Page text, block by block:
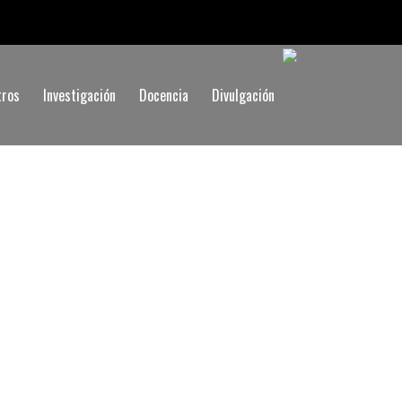
Investigación Docencia Divulgación